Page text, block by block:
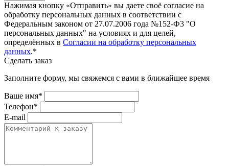
Нажимая кнопку «Отправить» вы даете своё согласие на
обработку персональных данных в соответствии с
Федеральным законом от 27.07.2006 года №152-Ф3 "О
персональных данных" на условиях и для целей,
определённых в Согласии на обработку персональных
данных.*
Сделать заказ
Заполните форму, мы свяжемся с вами в ближайшее время
Ваше имя*
Телефон*
E-mail